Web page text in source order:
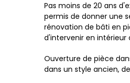
Pas moins de 20 ans
permis de donner une
rénovation de bâti en
d'intervenir en intérieur
Ouverture de pièce
dans un style ancien,